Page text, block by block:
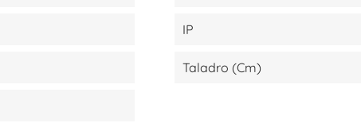
IP
Taladro (cm)